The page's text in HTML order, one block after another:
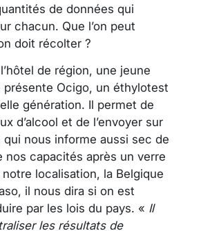
de données qui
chacun. Que l’on peut
doit récolter ?
de région, une jeune
présente Ocigo, un éthylotest
génération. Il permet de
d’alcool et de l’envoyer sur
qui nous informe aussi sec de
nos capacités après un verre
localisation, la Belgique
il nous dira si on est
par les lois du pays. « Il
les résultats de